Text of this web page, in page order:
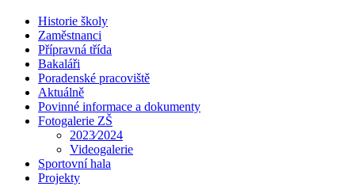
Historie školy
Zaměstnanci
Přípravná třída
Bakaláři
Poradenské pracoviště
Aktuálně
Povinné informace a dokumenty
Fotogalerie ZŠ
2023⁄2024
Videogalerie
Sportovní hala
Projekty